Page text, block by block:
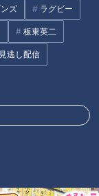
ンズ ラグビー
板東英二
見逃し配信